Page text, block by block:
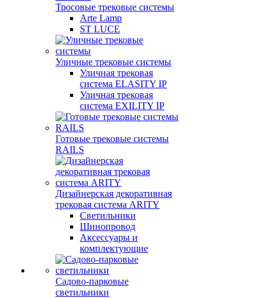
Тросовые трековые системы
Arte Lamp
ST LUCE
Уличные трековые системы
Уличная трековая
система ELASITY IP
Уличная трековая
система EXILITY IP
Готовые трековые системы
RAILS
Дизайнерская декоративная
трековая система ARITY
Светильники
Шинопровод
Аксессуары и
комплектующие
Садово-парковые
светильники